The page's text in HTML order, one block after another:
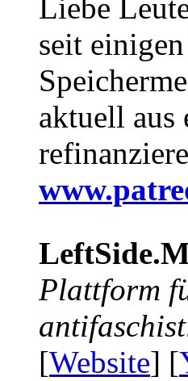
Liebe
seit
aktuell aus
Plattform
[Website] [